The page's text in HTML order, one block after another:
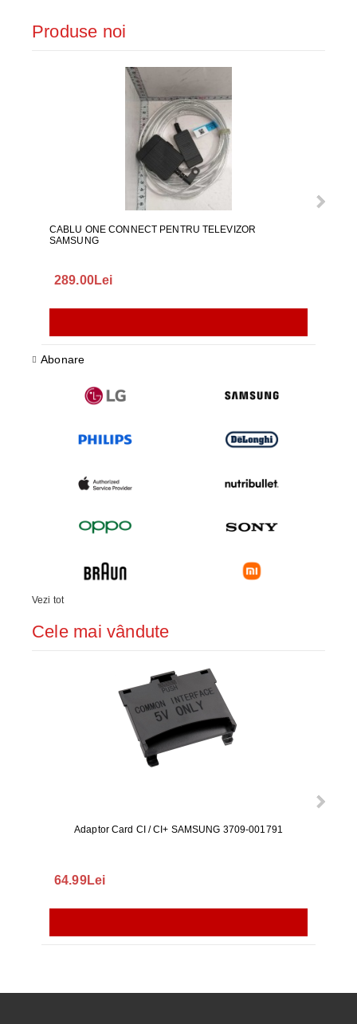
Produse noi
CABLU ONE CONNECT PENTRU TELEVIZOR
SAMSUNG
289.00Lei
Abonare
Vezi tot
Cele mai vândute
Adaptor Card CI / CI+ SAMSUNG 3709-001791
64.99Lei